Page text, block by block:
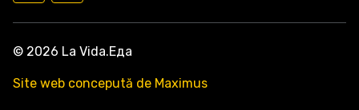
© 2026 La Vida.Еда
Site web concepută de Maximus